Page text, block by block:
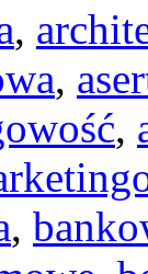
,
,
,
,